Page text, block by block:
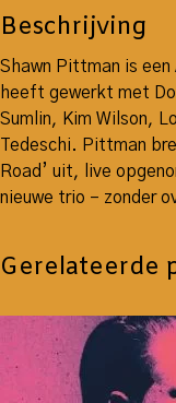
Beschrijving
Shawn Pittman is
heeft gewerkt met
Sumlin, Kim Wilson,
Tedeschi. Pittman
Road’ uit, live
nieuwe trio – zonder
Gerelateerde